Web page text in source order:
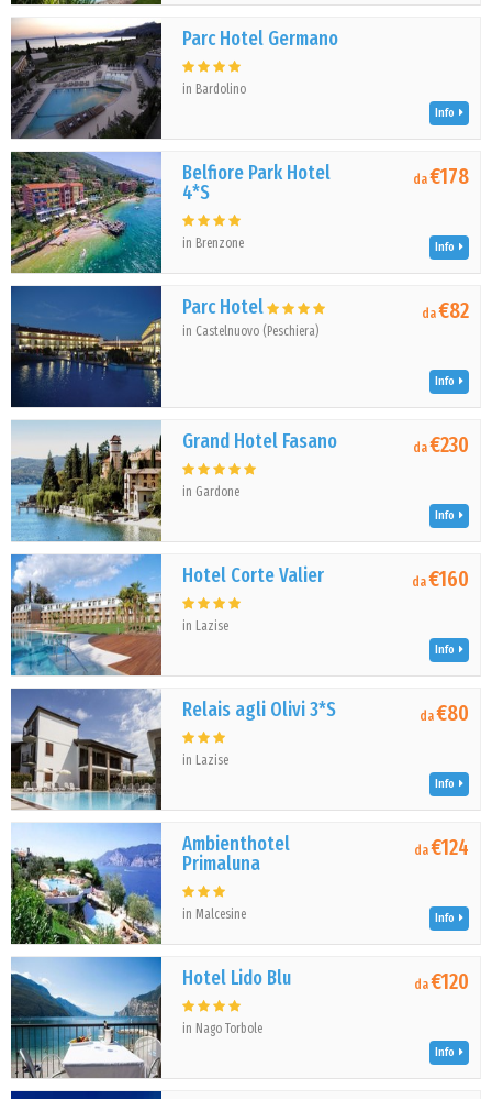
Parc Hotel Germano
in Bardolino
Info
Belfiore Park Hotel
4*S
in Brenzone
da€178
Info
Parc Hotel
in Castelnuovo (Peschiera)
da€82
Info
Grand Hotel Fasano
in Gardone
da€230
Info
Hotel Corte Valier
in Lazise
da€160
Info
Relais agli Olivi 3*S
in Lazise
da€80
Info
Ambienthotel
Primaluna
in Malcesine
da€124
Info
Hotel Lido Blu
in Nago Torbole
da€120
Info